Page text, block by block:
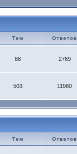
Тем Ответов
88 2769
503 11980
Тем Ответов